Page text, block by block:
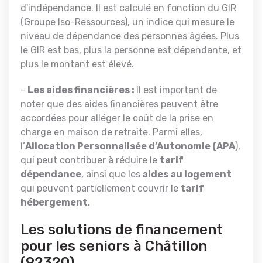
d'indépendance. Il est calculé en fonction du GIR
(Groupe Iso-Ressources), un indice qui mesure le
niveau de dépendance des personnes âgées. Plus
le GIR est bas, plus la personne est dépendante, et
plus le montant est élevé.
- Les aides financières : Il est important de
noter que des aides financières peuvent être
accordées pour alléger le coût de la prise en
charge en maison de retraite. Parmi elles,
l’Allocation Personnalisée d’Autonomie (APA),
qui peut contribuer à réduire le tarif
dépendance, ainsi que les aides au logement
qui peuvent partiellement couvrir le tarif
hébergement.
Les solutions de financement
pour les seniors à Châtillon